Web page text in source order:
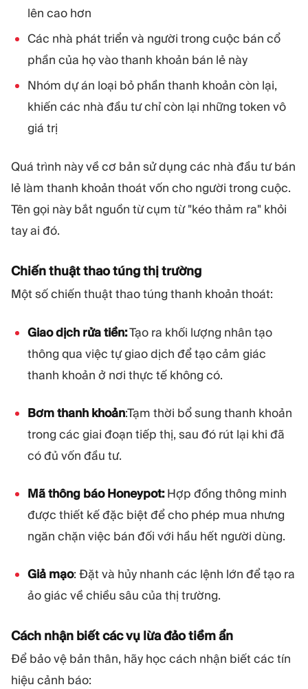
lên cao hơn
Các nhà phát triển và người trong cuộc bán cổ
phần của họ vào thanh khoản bán lẻ này
Nhóm dự án loại bỏ phần thanh khoản còn lại,
khiến các nhà đầu tư chỉ còn lại những token vô
giá trị
Quá trình này về cơ bản sử dụng các nhà đầu tư bán
lẻ làm thanh khoản thoát vốn cho người trong cuộc.
Tên gọi này bắt nguồn từ cụm từ "kéo thảm ra" khỏi
tay ai đó.
Chiến thuật thao túng thị trường
Một số chiến thuật thao túng thanh khoản thoát:
Giao dịch rửa tiền:Tạo ra khối lượng nhân tạo
thông qua việc tự giao dịch để tạo cảm giác
thanh khoản ở nơi thực tế không có.
Bơm thanh khoản:Tạm thời bổ sung thanh khoản
trong các giai đoạn tiếp thị, sau đó rút lại khi đã
có đủ vốn đầu tư.
Mã thông báo Honeypot:Hợp đồng thông minh
được thiết kế đặc biệt để cho phép mua nhưng
ngăn chặn việc bán đối với hầu hết người dùng.
Giả mạo: Đặt và hủy nhanh các lệnh lớn để tạo ra
ảo giác về chiều sâu của thị trường.
Cách nhận biết các vụ lừa đảo tiềm ẩn
Để bảo vệ bản thân, hãy học cách nhận biết các tín
hiệu cảnh báo: